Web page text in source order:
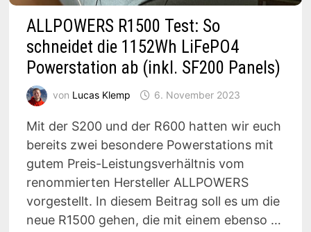
ALLPOWERS R1500 Test: So
schneidet die 1152Wh LiFePO4
Powerstation ab (inkl. SF200 Panels)
von Lucas Klemp 6. November 2023
Mit der S200 und der R600 hatten wir euch
bereits zwei besondere Powerstations mit
gutem Preis-Leistungsverhältnis vom
renommierten Hersteller ALLPOWERS
vorgestellt. In diesem Beitrag soll es um die
neue R1500 gehen, die mit einem ebenso …